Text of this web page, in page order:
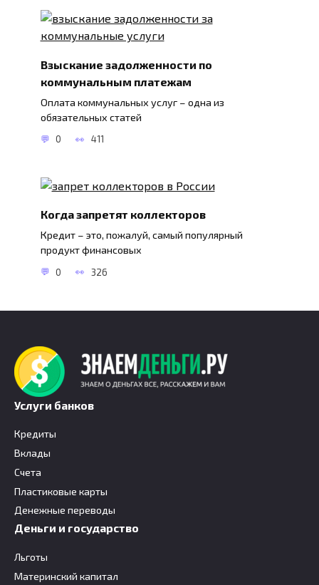
Взыскание задолженности по
коммунальным платежам
Оплата коммунальных услуг – одна из
обязательных статей
0 411
Когда запретят коллекторов
Кредит – это, пожалуй, самый популярный
продукт финансовых
0 326
Услуги банков
Кредиты
Вклады
Счета
Пластиковые карты
Денежные переводы
Деньги и государство
Льготы
Материнский капитал